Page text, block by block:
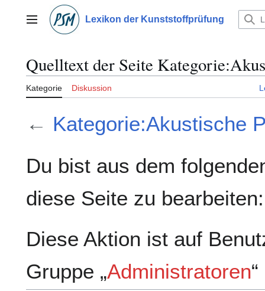
springenHauptmenü Lexikon der Kunststoffprüfung
Quelltext der Seite
Kategorie Diskussion
← Kategorie:Akustische
Du bist aus dem
diese Seite zu bearbeiten:
Diese Aktion ist auf
Gruppe „Administratoren